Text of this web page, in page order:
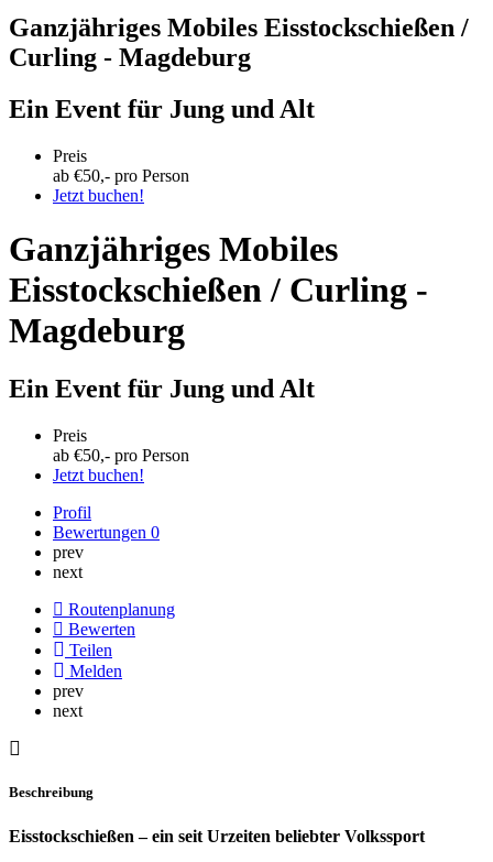
Ganzjähriges Mobiles Eisstockschießen /
Curling - Magdeburg
Ein Event für Jung und Alt
Preis
ab €50,- pro Person
Jetzt buchen!
Ganzjähriges Mobiles
Eisstockschießen / Curling -
Magdeburg
Ein Event für Jung und Alt
Preis
ab €50,- pro Person
Jetzt buchen!
Profil
Bewertungen 0
prev
next
Routenplanung
Bewerten
Teilen
Melden
prev
next
Beschreibung
Eisstockschießen – ein seit Urzeiten beliebter Volkssport